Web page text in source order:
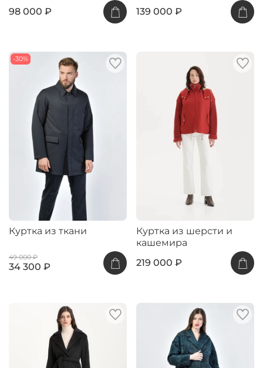
98 000 ₽
139 000 ₽
-30%
Куртка из ткани
49 000 ₽
34 300 ₽
Куртка из шерсти и
кашемира
219 000 ₽